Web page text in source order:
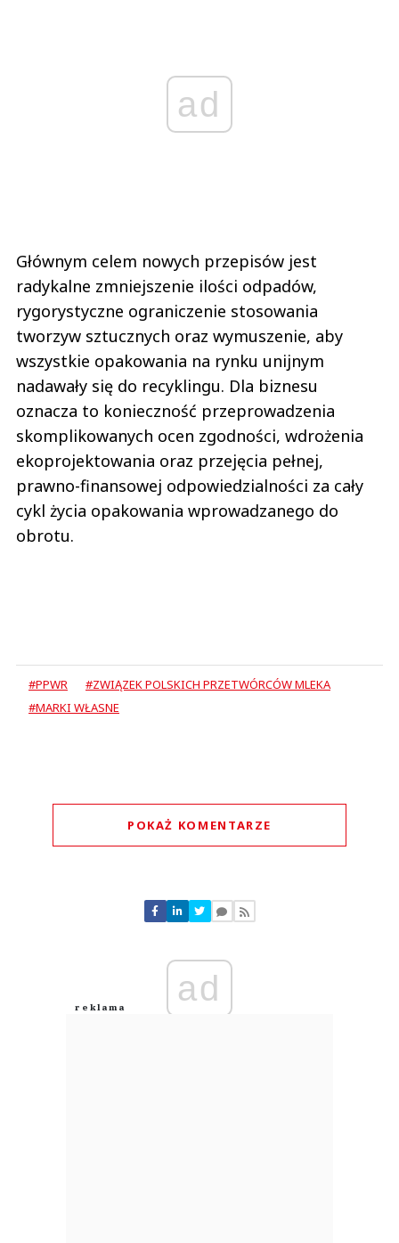
ad
Głównym celem nowych przepisów jest
radykalne zmniejszenie ilości odpadów,
rygorystyczne ograniczenie stosowania
tworzyw sztucznych oraz wymuszenie, aby
wszystkie opakowania na rynku unijnym
nadawały się do recyklingu. Dla biznesu
oznacza to konieczność przeprowadzenia
skomplikowanych ocen zgodności, wdrożenia
ekoprojektowania oraz przejęcia pełnej,
prawno-finansowej odpowiedzialności za cały
cykl życia opakowania wprowadzanego do
obrotu.
#PPWR
#ZWIĄZEK POLSKICH PRZETWÓRCÓW MLEKA
#MARKI WŁASNE
POKAŻ KOMENTARZE
Nie znaleziono komentarzy
Zostaw swoje komentarze
Anuluj
ad